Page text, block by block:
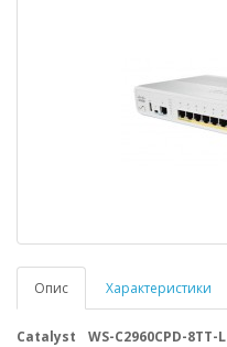
Опис Характеристики
Catalyst WS-C2960CPD-8TT-L